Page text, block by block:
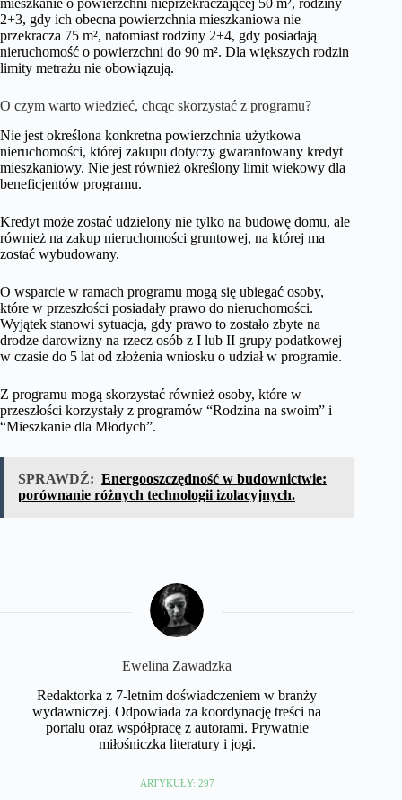
mieszkanie o powierzchni nieprzekraczającej 50 m², rodziny
2+3, gdy ich obecna powierzchnia mieszkaniowa nie
przekracza 75 m², natomiast rodziny 2+4, gdy posiadają
nieruchomość o powierzchni do 90 m². Dla większych rodzin
limity metrażu nie obowiązują.
O czym warto wiedzieć, chcąc skorzystać z programu?
Nie jest określona konkretna powierzchnia użytkowa
nieruchomości, której zakupu dotyczy gwarantowany kredyt
mieszkaniowy. Nie jest również określony limit wiekowy dla
beneficjentów programu.
Kredyt może zostać udzielony nie tylko na budowę domu, ale
również na zakup nieruchomości gruntowej, na której ma
zostać wybudowany.
O wsparcie w ramach programu mogą się ubiegać osoby,
które w przeszłości posiadały prawo do nieruchomości.
Wyjątek stanowi sytuacja, gdy prawo to zostało zbyte na
drodze darowizny na rzecz osób z I lub II grupy podatkowej
w czasie do 5 lat od złożenia wniosku o udział w programie.
Z programu mogą skorzystać również osoby, które w
przeszłości korzystały z programów “Rodzina na swoim” i
“Mieszkanie dla Młodych”.
SPRAWDŹ: Energooszczędność w budownictwie:
porównanie różnych technologii izolacyjnych.
Ewelina Zawadzka
Redaktorka z 7-letnim doświadczeniem w branży
wydawniczej. Odpowiada za koordynację treści na
portalu oraz współpracę z autorami. Prywatnie
miłośniczka literatury i jogi.
ARTYKUŁY: 297